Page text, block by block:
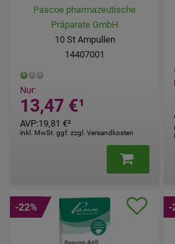
Pascoe pharmazeutische
Präparate GmbH
10St Ampullen
14407001
Nur:
13,47 €¹
AVP:19,81 €²
inkl. MwSt. ggf. zzgl. Versandkosten
-22% -